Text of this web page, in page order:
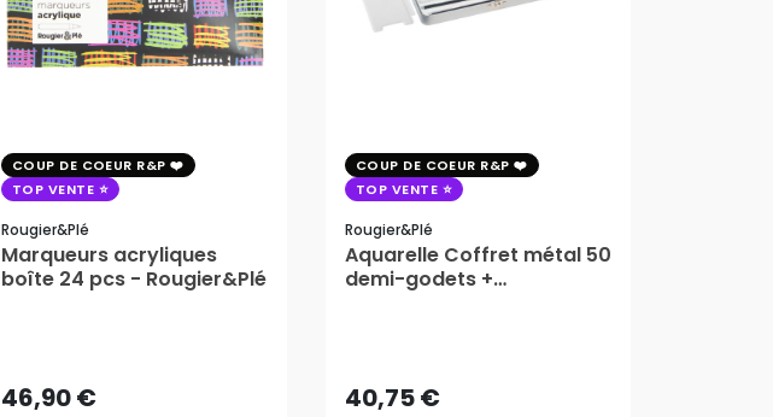
COUP DE COEUR R&P
TOP VENTE
Rougier&plé
Marqueurs acryliques
boîte 24 pcs - Rougier&Plé
46,90 €AJOUTER AU PANIER
COUP DE COEUR R&P
TOP VENTE
Rougier&plé
Aquarelle Coffret métal 50
demi-godets +
40,75 €AJOUTER AU PANIER